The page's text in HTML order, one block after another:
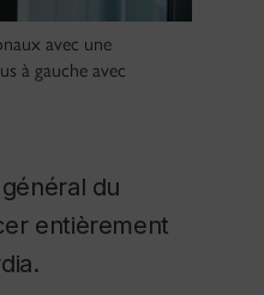
avec une
à gauche avec
du
entièrement